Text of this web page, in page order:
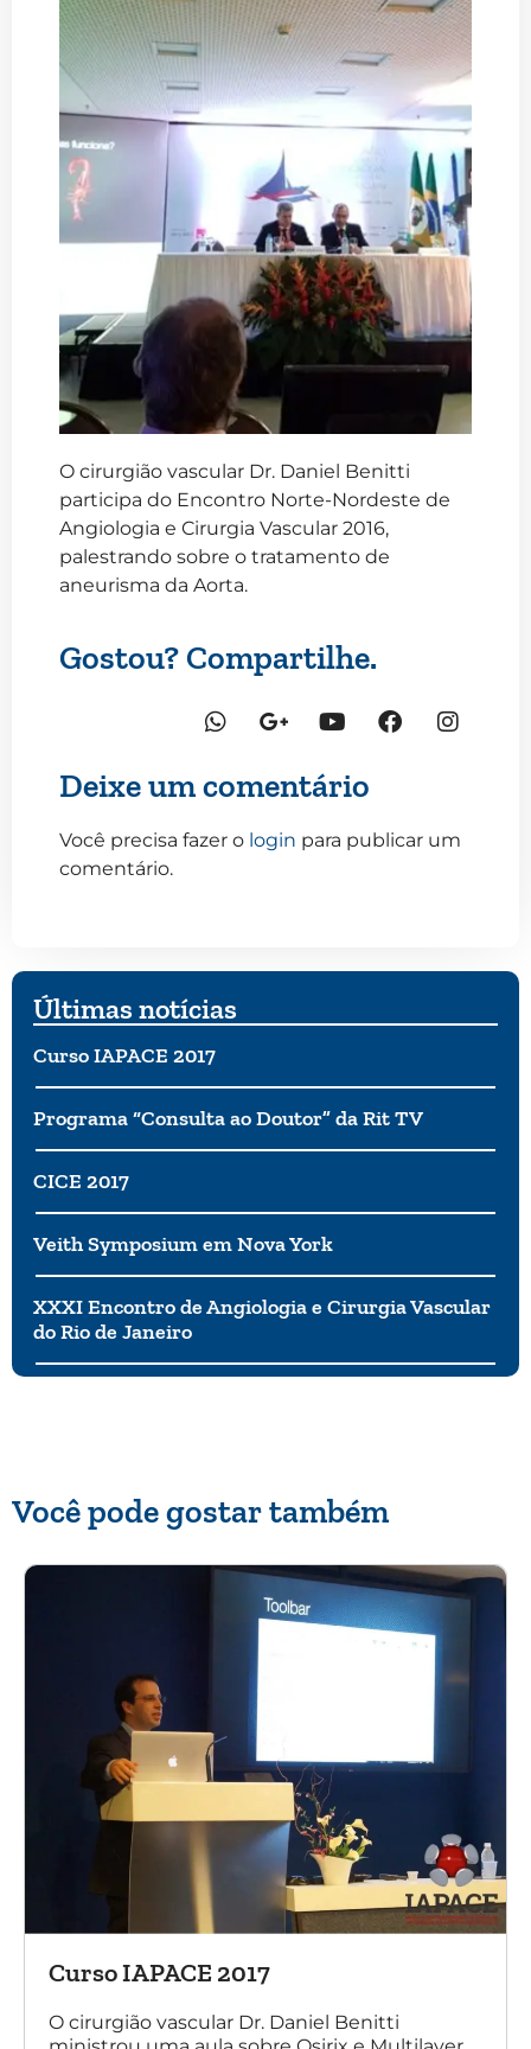
O cirurgião vascular Dr. Daniel Benitti
participa do Encontro Norte-Nordeste de
Angiologia e Cirurgia Vascular 2016,
palestrando sobre o tratamento de
aneurisma da Aorta.
Gostou? Compartilhe.
Deixe um comentário
Você precisa fazer o login para publicar um
comentário.
Últimas notícias
Curso IAPACE 2017
Programa “Consulta ao Doutor” da Rit TV
CICE 2017
Veith Symposium em Nova York
XXXI Encontro de Angiologia e Cirurgia Vascular
do Rio de Janeiro
Você pode gostar também
Curso IAPACE 2017
O cirurgião vascular Dr. Daniel Benitti